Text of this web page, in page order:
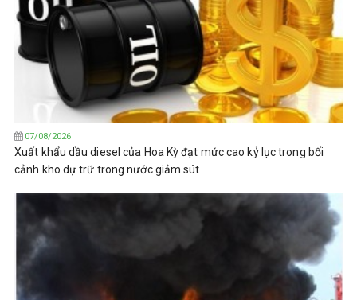
07/08/2026
Xuất khẩu dầu diesel của Hoa Kỳ đạt mức cao kỷ lục trong bối
cảnh kho dự trữ trong nước giảm sút